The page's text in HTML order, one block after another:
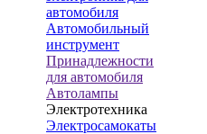
автомобиля
Автомобильный
инструмент
Принадлежности
для автомобиля
Автолампы
Электротехника
Электросамокаты